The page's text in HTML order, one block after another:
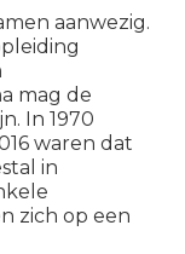
aanwezig.
mag de
In 1970
waren dat
in
zich op een